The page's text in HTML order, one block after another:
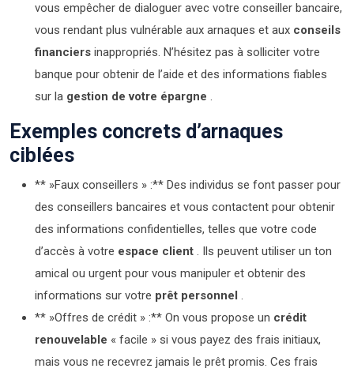
vous empêcher de dialoguer avec votre conseiller bancaire,
vous rendant plus vulnérable aux arnaques et aux conseils
financiers inappropriés. N’hésitez pas à solliciter votre
banque pour obtenir de l’aide et des informations fiables
sur la gestion de votre épargne .
Exemples concrets d’arnaques
ciblées
** »Faux conseillers » :** Des individus se font passer pour
des conseillers bancaires et vous contactent pour obtenir
des informations confidentielles, telles que votre code
d’accès à votre espace client . Ils peuvent utiliser un ton
amical ou urgent pour vous manipuler et obtenir des
informations sur votre prêt personnel .
** »Offres de crédit » :** On vous propose un crédit
renouvelable « facile » si vous payez des frais initiaux,
mais vous ne recevrez jamais le prêt promis. Ces frais